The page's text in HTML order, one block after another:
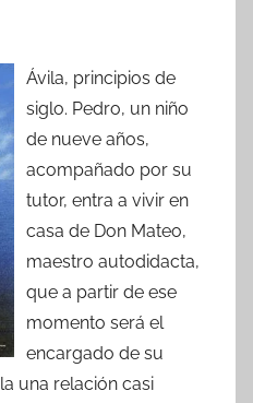
Ávila, principios de
siglo. Pedro, un niño
de nueve años,
acompañado por su
tutor, entra a vivir en
casa de Don Mateo,
maestro autodidacta,
que a partir de ese
momento será el
encargado de su
una relación casi